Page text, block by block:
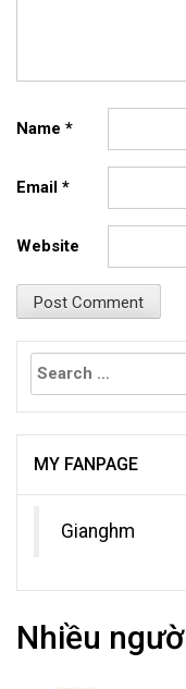
Name *
Email *
Website
Search
for:
MY FANPAGE
Gianghm
Nhiều